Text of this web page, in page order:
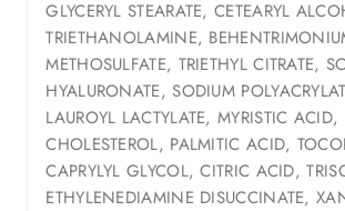
GLYCERYL STEARATE, CETEARYL
TRIETHANOLAMINE,
METHOSULFATE, TRIETHYL CITRATE,
HYALURONATE, SODIUM
LAUROYL LACTYLATE, MYRISTIC ACID,
CHOLESTEROL, PALMITIC ACID,
CAPRYLYL GLYCOL, CITRIC ACID,
ETHYLENEDIAMINE DISUCCINATE,